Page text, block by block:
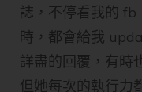
誌，不停看我的 fb
時，都會給我
詳盡的回覆，有時
但她每次的執行力